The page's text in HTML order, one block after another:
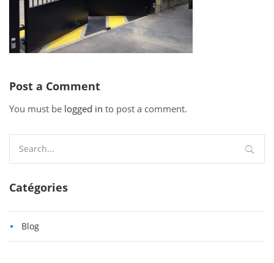
Post a Comment
You must be logged in to post a comment.
for:
Catégories
Blog